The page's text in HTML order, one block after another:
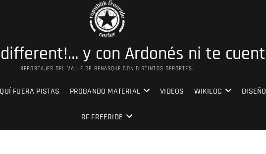
y con Ardonés ni te
REPORTAJES DEL VALLE DE BENASQUE CON DISTINTOS DEPORTES.
FUERA PISTAS PROBANDO MATERIAL VIDEOS WIKILOC
RF FREERIDE